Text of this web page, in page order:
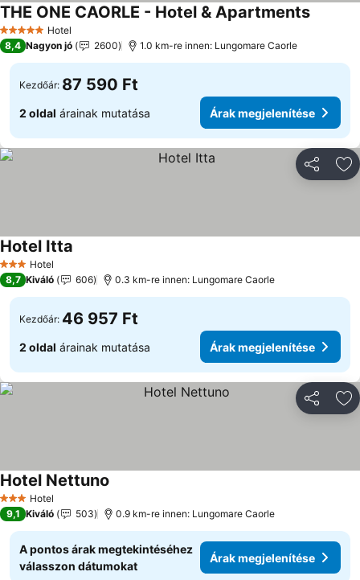
5 KategóriaHotel
THE ONE CAORLE - Hotel & ApartmentsÁrak
8,4 Nagyon jó 2600 1.0 km-re innen: Lungomare Caorle
Kezdőár: 87 590 Ft
2 oldal árainak mutatása Árak megjelenítése
3 Kategória
Hotel
Hotel Itta
8,7 Kiváló 606 0.3 km-re innen: Lungomare Caorle
Kezdőár: 46 957 Ft
2 oldal árainak mutatása Árak megjelenítése
3 Kategória
Hotel
Hotel Nettuno
9,1 Kiváló 503 0.9 km-re innen: Lungomare Caorle
A pontos árak megtekintéséhez
válasszon dátumokat
Árak megjelenítése